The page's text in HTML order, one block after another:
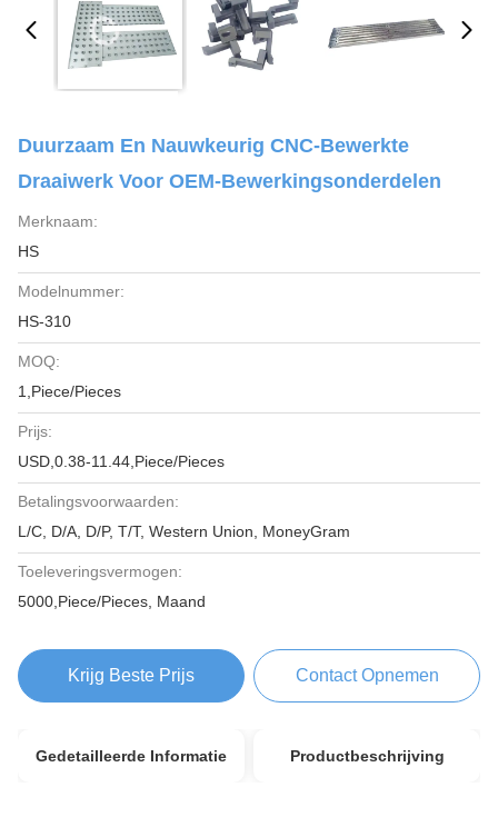
Duurzaam En Nauwkeurig CNC-Bewerkte
Draaiwerk Voor OEM-Bewerkingsonderdelen
Merknaam:
HS
Modelnummer:
HS-310
MOQ:
1,Piece/Pieces
Prijs:
USD,0.38-11.44,Piece/Pieces
Betalingsvoorwaarden:
L/C, D/A, D/P, T/T, Western Union, MoneyGram
Toeleveringsvermogen:
5000,Piece/Pieces, Maand
Krijg Beste Prijs Contact Opnemen
Gedetailleerde Informatie Productbeschrijving